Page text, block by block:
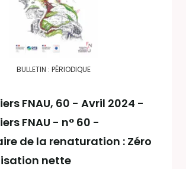
BULLETIN : PÉRIODIQUE
FNAU, 60 - Avril 2024 -
FNAU - n° 60 -
de la renaturation : Zéro
nette